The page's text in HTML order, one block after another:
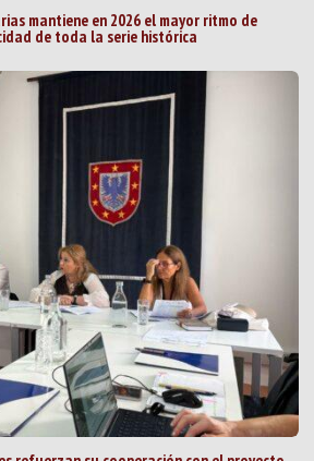
mantiene en 2026 el mayor ritmo de
de toda la serie histórica